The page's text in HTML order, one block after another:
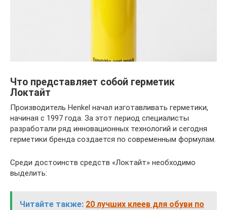
Что представляет собой герметик
Локтайт
Производитель Henkel начал изготавливать герметики,
начиная с 1997 года. За этот период специалисты
разработали ряд инновационных технологий и сегодня
герметики бренда создается по современным формулам.
Среди достоинств средств «Локтайт» необходимо
выделить:
Читайте также: 20 лучших клеев для обуви по